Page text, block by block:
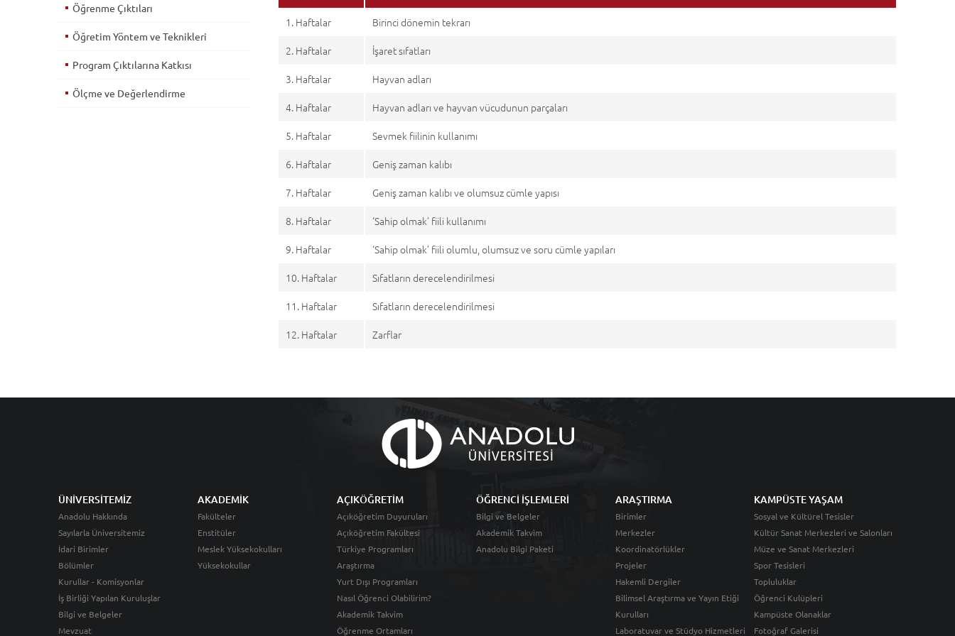
1. Haftalar
Birinci dönemin tekrarı
2. Haftalar
İşaret sıfatları
3. Haftalar
Hayvan adları
4. Haftalar
Hayvan adları ve hayvan vücudunun parçaları
5. Haftalar
Sevmek fiilinin kullanımı
6. Haftalar
Geniş zaman kalıbı
7. Haftalar
Geniş zaman kalıbı ve olumsuz cümle yapısı
8. Haftalar
‘Sahip olmak’ fiili kullanımı
9. Haftalar
‘Sahip olmak’ fiili olumlu, olumsuz ve soru cümle yapıları
10. Haftalar
Sıfatların derecelendirilmesi
11. Haftalar
Sıfatların derecelendirilmesi
12. Haftalar
Zarflar
Öğrenme Çıktıları
Öğretim Yöntem ve Teknikleri
Program Çıktılarına Katkısı
Ölçme ve Değerlendirme
ÜNİVERSİTEMİZ
Anadolu Hakkında
Sayılarla Üniversitemiz
İdari Birimler
Bölümler
Kurullar - Komisyonlar
İş Birliği Yapılan Kuruluşlar
Bilgi ve Belgeler
Mevzuat
AKADEMİK
Fakülteler
Enstitüler
Meslek Yüksekokulları
Yüksekokullar
AÇIKÖĞRETİM
Açıköğretim Duyuruları
Açıköğretim Fakültesi
Türkiye Programları
Araştırma
Yurt Dışı Programları
Nasıl Öğrenci Olabilirim?
Akademik Takvim
Öğrenme Ortamları
ÖĞRENCİ İŞLEMLERİ
Bilgi ve Belgeler
Akademik Takvim
Anadolu Bilgi Paketi
ARAŞTIRMA
Birimler
Merkezler
Koordinatörlükler
Projeler
Hakemli Dergiler
Bilimsel Araştırma ve Yayın Etiği
Kurulları
Laboratuvar ve Stüdyo Hizmetleri
KAMPÜSTE YAŞAM
Sosyal ve Kültürel Tesisler
Kültür Sanat Merkezleri ve Salonları
Müze ve Sanat Merkezleri
Spor Tesisleri
Topluluklar
Öğrenci Kulüpleri
Kampüste Olanaklar
Fotoğraf Galerisi